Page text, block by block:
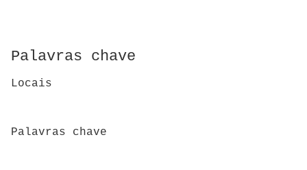
Palavras chave
Locais
Palavras chave